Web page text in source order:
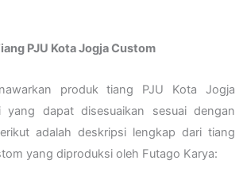
PJU Kota Jogja Custom
produk tiang PJU Kota Jogja
yang dapat disesuaikan sesuai dengan
adalah deskripsi lengkap dari tiang
yang diproduksi oleh Futago Karya: